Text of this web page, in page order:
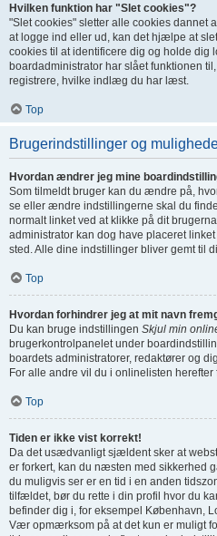
Hvilken funktion har "Slet cookies"?
"Slet cookies" sletter alle cookies dannet
at logge ind eller ud, kan det hjælpe at
cookies til at identificere dig og holde dig
boardadministrator har slået funktionen
registrere, hvilke indlæg du har læst.
Top
Brugerindstillinger og
Hvordan ændrer jeg mine
Som tilmeldt bruger kan du ændre på,
se eller ændre indstillingerne skal du
normalt linket ved at klikke på dit
administrator kan dog have placeret
sted. Alle dine indstillinger bliver gemt til
Top
Hvordan forhindrer jeg at mit navn
Du kan bruge indstillingen Skjul min
brugerkontrolpanelet under
boardets administratorer, redaktører og
For alle andre vil du i onlinelisten
Top
Tiden er ikke vist korrekt!
Da det usædvanligt sjældent sker at
er forkert, kan du næsten med sikkerhed
du muligvis ser er en tid i en anden
tilfældet, bør du rette i din profil hvor du
befinder dig i, for eksempel København,
Vær opmærksom på at det kun er muligt